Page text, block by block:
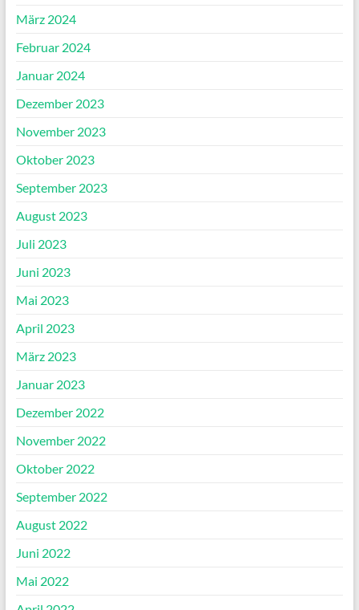
März 2024
Februar 2024
Januar 2024
Dezember 2023
November 2023
Oktober 2023
September 2023
August 2023
Juli 2023
Juni 2023
Mai 2023
April 2023
März 2023
Januar 2023
Dezember 2022
November 2022
Oktober 2022
September 2022
August 2022
Juni 2022
Mai 2022